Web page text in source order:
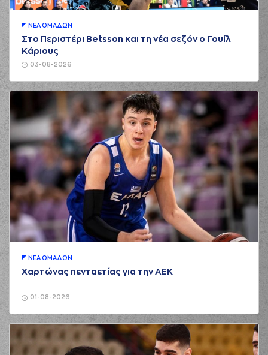
03-08-2026
ΝΕA ΟΜAΔΩΝ
Στο Περιστέρι Betsson και τη νέα σεζόν ο Γουίλ
Κάριους
01-08-2026
ΝΕA ΟΜAΔΩΝ
Χαρτώνας πενταετίας για την ΑΕΚ